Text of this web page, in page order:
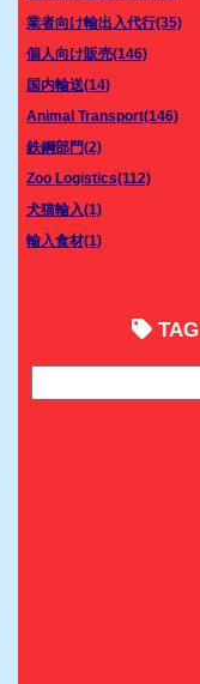
業者向け輸出入代行(35)
個人向け販売(146)
国内輸送(14)
Animal Transport(146)
鉄鋼部門(2)
Zoo Logistics(112)
犬猫輸入(1)
輸入食材(1)
TAG